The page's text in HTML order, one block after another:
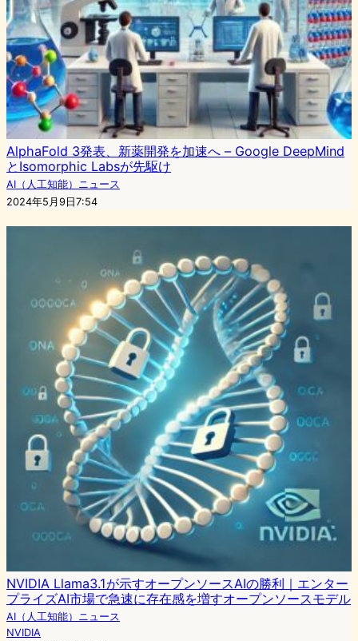
AlphaFold 3発表、新薬開発を加速へ – Google DeepMind
とIsomorphic Labsが先駆け
AI（人工知能）ニュース
2024年5月9日7:54
NVIDIA Llama3.1が示すオープンソースAIの勝利｜エンター
プライズAI市場で急速に存在感を増すオープンソースモデル
AI（人工知能）ニュース
NVIDIA